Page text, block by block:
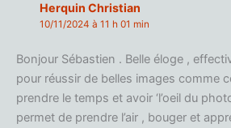
Herquin Christian
10/11/2024 à 11 h 01 min
Bonjour Sébastien . Belle éloge ,
pour réussir de belles images comme
prendre le temps et avoir ‘l’oeil du
permet de prendre l’air , bouger et